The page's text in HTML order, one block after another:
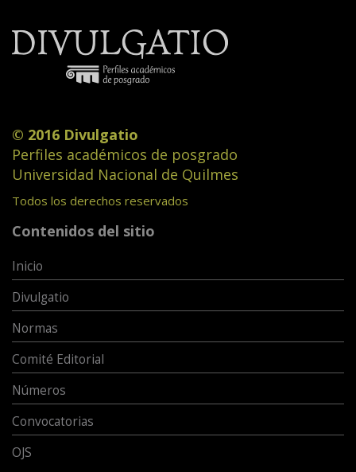
© 2016 Divulgatio
Perfiles académicos de posgrado
Universidad Nacional de Quilmes
Todos los derechos reservados
Contenidos del sitio
Inicio
Divulgatio
Normas
Comité Editorial
Números
Convocatorias
OJS